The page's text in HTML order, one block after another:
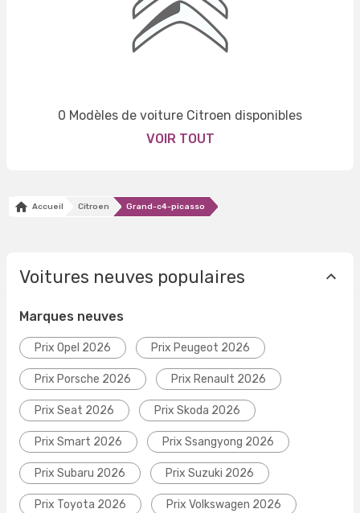
0 Modèles de voiture Citroen disponibles
VOIR TOUT
Accueil Citroen Grand-c4-picasso
Voitures neuves populaires
Marques neuves
Prix Opel 2026 Prix Peugeot 2026
Prix Porsche 2026 Prix Renault 2026
Prix Seat 2026 Prix Skoda 2026
Prix Smart 2026 Prix Ssangyong 2026
Prix Subaru 2026 Prix Suzuki 2026
Prix Toyota 2026 Prix Volkswagen 2026